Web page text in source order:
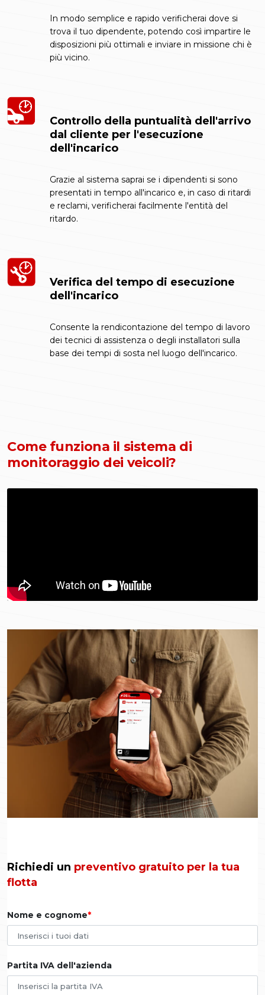
In modo semplice e rapido verificherai dove si
trova il tuo dipendente, potendo così impartire le
disposizioni più ottimali e inviare in missione chi è
più vicino.
Controllo della puntualità dell'arrivo
dal cliente per l'esecuzione
dell'incarico
Grazie al sistema saprai se i dipendenti si sono
presentati in tempo all'incarico e, in caso di ritardi
e reclami, verificherai facilmente l'entità del
ritardo.
Verifica del tempo di esecuzione
dell'incarico
Consente la rendicontazione del tempo di lavoro
dei tecnici di assistenza o degli installatori sulla
base dei tempi di sosta nel luogo dell'incarico.
Come funziona il sistema di
monitoraggio dei veicoli?
Richiedi un preventivo gratuito per la tua
flotta
Nome e cognome
Partita IVA dell'azienda